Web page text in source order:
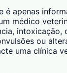
é apenas
médico
intoxicação,
ou
uma clínica